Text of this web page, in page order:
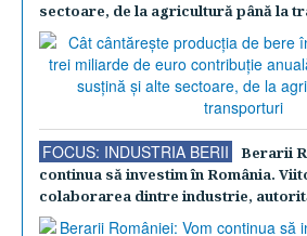
sectoare, de la agricultură până la
FOCUS: INDUSTRIA BERII
Berarii
continua să investim în România.
colaborarea dintre industrie,